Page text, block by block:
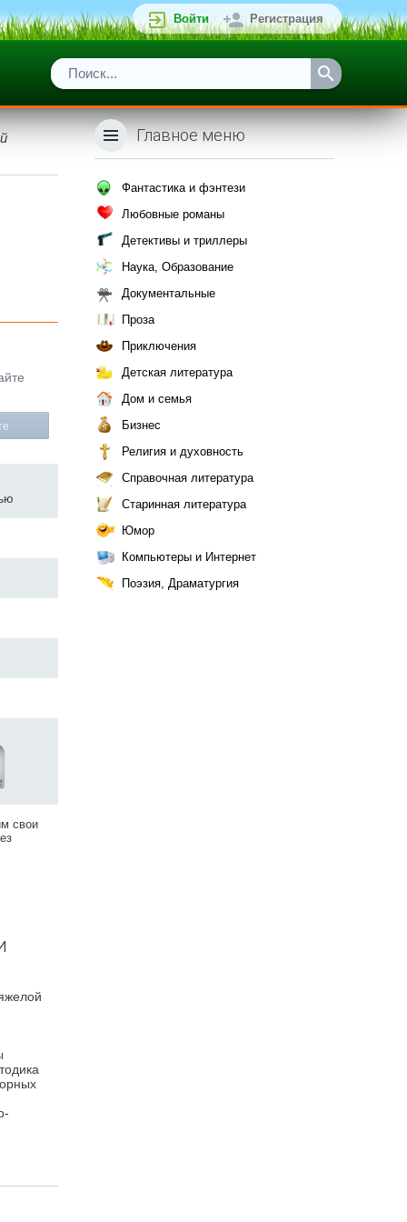
Войти Регистрация
свои
Главное меню
Фантастика и фэнтези
Любовные романы
Детективы и триллеры
Наука, Образование
Документальные
Проза
Приключения
Детская литература
Дом и семья
Бизнес
Религия и духовность
Справочная литература
Старинная литература
Юмор
Компьютеры и Интернет
Поэзия, Драматургия